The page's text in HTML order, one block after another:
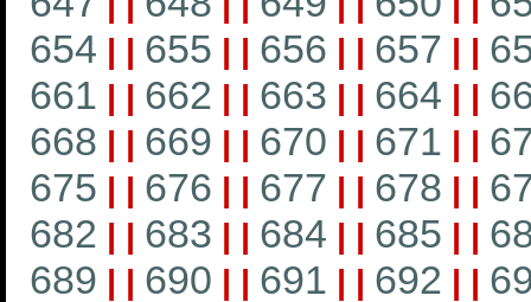
654 | | 655 | | 656 | | 657 | |
661 | | 662 | | 663 | | 664 | |
668 | | 669 | | 670 | | 671 | |
675 | | 676 | | 677 | | 678 | |
682 | | 683 | | 684 | | 685 | |
689 | | 690 | | 691 | | 692 | |